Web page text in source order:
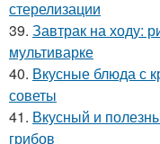
стерелизации
39. Завтрак на ходу:
мультиварке
40. Вкусные блюда с
советы
41. Вкусный и
грибов